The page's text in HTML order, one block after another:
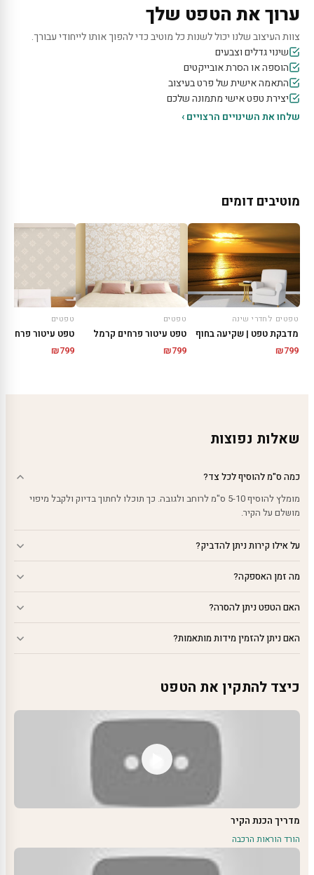
ערוך את הטפט שלך
צוות העיצוב שלנו יכול לשנות כל מוטיב כדי להפוך אותו לייחודי עבורך.
שינוי גדלים וצבעים
הוספה או הסרת אובייקטים
התאמה אישית של פרט בעיצוב
יצירת טפט אישי מתמונה שלכם
שלחו את השינויים הרצויים ›
מוטיבים דומים
טפטים לחדרי שינה
מדבקת טפט | שקיעה בחוף
₪799
טפטים
טפט עיטור פרחים קרמל
₪799
טפטים
טפט עיטור פרחים
₪799
שאלות נפוצות
כמה ס"מ להוסיף לכל צד?
מומלץ להוסיף 5-10 ס"מ לרוחב ולגובה. כך תוכלו לחתוך בדיוק ולקבל מיפוי
מושלם על הקיר.
על אילו קירות ניתן להדביק?
מה זמן האספקה?
האם הטפט ניתן להסרה?
האם ניתן להזמין מידות מותאמות?
כיצד להתקין את הטפט
מדריך הכנת הקיר
הורד הוראות הרכבה